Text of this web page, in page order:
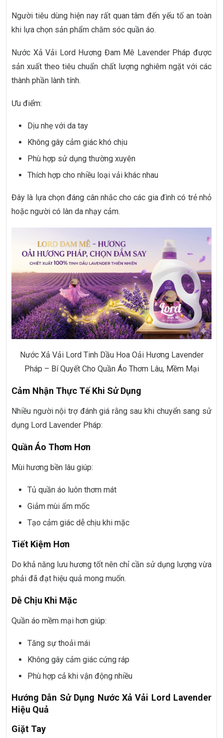
Người tiêu dùng hiện nay rất quan tâm đến yếu tố an toàn
khi lựa chọn sản phẩm chăm sóc quần áo.
Nước Xả Vải Lord Hương Đam Mê Lavender Pháp được
sản xuất theo tiêu chuẩn chất lượng nghiêm ngặt với các
thành phần lành tính.
Ưu điểm:
Dịu nhẹ với da tay
Không gây cảm giác khó chịu
Phù hợp sử dụng thường xuyên
Thích hợp cho nhiều loại vải khác nhau
Đây là lựa chọn đáng cân nhắc cho các gia đình có trẻ nhỏ
hoặc người có làn da nhạy cảm.
Nước Xả Vải Lord Tinh Dầu Hoa Oải Hương Lavender
Pháp – Bí Quyết Cho Quần Áo Thơm Lâu, Mềm Mại
Cảm Nhận Thực Tế Khi Sử Dụng
Nhiều người nội trợ đánh giá rằng sau khi chuyển sang sử
dụng Lord Lavender Pháp:
Quần Áo Thơm Hơn
Mùi hương bền lâu giúp:
Tủ quần áo luôn thơm mát
Giảm mùi ẩm mốc
Tạo cảm giác dễ chịu khi mặc
Tiết Kiệm Hơn
Do khả năng lưu hương tốt nên chỉ cần sử dụng lượng vừa
phải đã đạt hiệu quả mong muốn.
Dễ Chịu Khi Mặc
Quần áo mềm mại hơn giúp:
Tăng sự thoải mái
Không gây cảm giác cứng ráp
Phù hợp cả khi vận động nhiều
Hướng Dẫn Sử Dụng Nước Xả Vải Lord Lavender
Hiệu Quả
Giặt Tay